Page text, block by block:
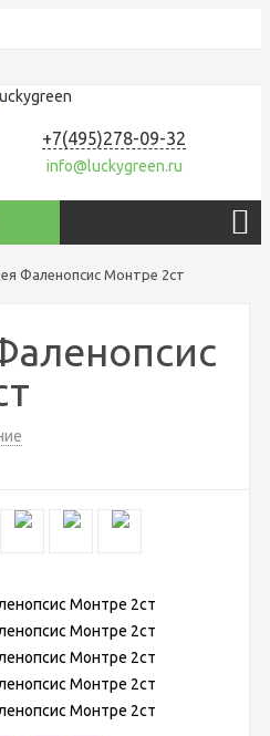
+7(495)278-09-32
info@luckygreen.ru
Фаленопсис Монтре 2ст